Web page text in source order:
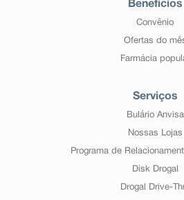
Benefícios
Convênio
Ofertas do
Farmácia
Serviços
Bulário Anvisa
Nossas Lojas
Programa de
Disk Drogal
Drogal Drive-